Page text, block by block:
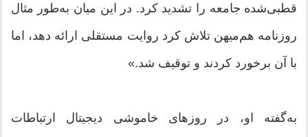
قطبی‌شده جامعه را تشدید کرد. در این میان به‌طور مثال
روزنامه هم‌میهن تلاش کرد روایت مستقلی ارائه دهد، اما
با آن برخورد کردند و توقیف شد.»
به‌گفته او، در روزهای خاموشی دیجیتال ارتباطات